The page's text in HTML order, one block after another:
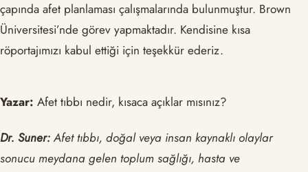
çapında afet planlaması çalışmalarında bulunmuştur. Brown
Üniversitesi’nde görev yapmaktadır. Kendisine kısa
röportajımızı kabul ettiği için teşekkür ederiz.
Yazar: Afet tıbbı nedir, kısaca açıklar mısınız?
Dr. Suner:Afet tıbbı, doğal veya insan kaynaklı olaylar
sonucu meydana gelen toplum sağlığı, hasta ve